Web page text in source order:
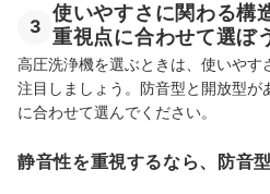
3
使いやすさに関わる構
重視点に合わせて選ぼ
高圧洗浄機を選ぶときは、使いやす
注目しましょう。防音型と開放型が
に合わせて選んでください。
静音性を重視するなら、防音